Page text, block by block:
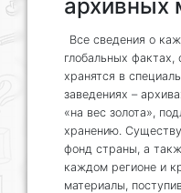
архивных
Все сведения о
глобальных фактах,
хранятся в
заведениях –
«на вес золота»,
хранению.
фонд страны, а
каждом регионе и
материалы,